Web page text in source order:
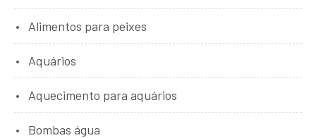
Alimentos para peixes
Aquários
Aquecimento para aquários
Bombas água